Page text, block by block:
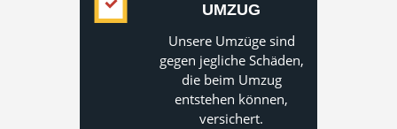
UMZUG
Unsere Umzüge sind
gegen jegliche Schäden,
die beim Umzug
entstehen können,
versichert.